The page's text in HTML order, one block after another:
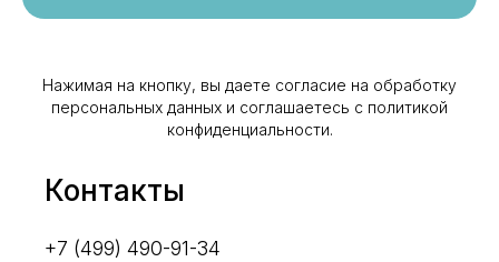
Нажимая на кнопку, вы даете согласие на обработку
персональных данных и соглашаетесь c политикой
конфиденциальности.
Контакты
+7 (499) 490-91-34